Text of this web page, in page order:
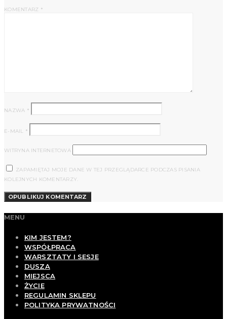
KOMENTARZ *
NAZWA *
E-MAIL *
WITRYNA INTERNETOWA
ZAPAMIĘTAJ MOJE DANE W TEJ PRZEGLĄDARCE PODCZAS PISANIA
KOLEJNYCH KOMENTARZY.
MENU
KIM JESTEM?
WSPÓŁPRACA
WARSZTATY I SESJE
DUSZA
MIEJSCA
ŻYCIE
REGULAMIN SKLEPU
POLITYKA PRYWATNOŚCI